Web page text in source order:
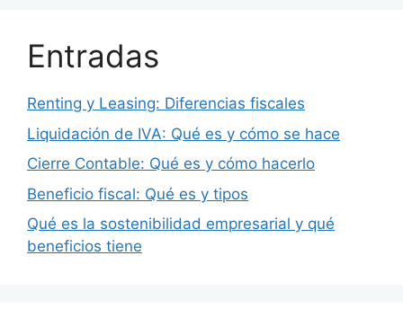
Entradas
Renting y Leasing: Diferencias fiscales
Liquidación de IVA: Qué es y cómo se hace
Cierre Contable: Qué es y cómo hacerlo
Beneficio fiscal: Qué es y tipos
Qué es la sostenibilidad empresarial y qué
beneficios tiene